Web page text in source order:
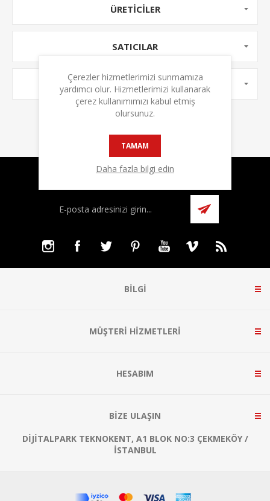
ÜRETICILER
SATICILAR
POPÜLER ETIKETLER
BILGI
MÜŞTERI HIZMETLERI
HESABIM
BIZE ULAŞIN
DIJITALPARK TEKNOKENT, A1 BLOK NO:3 ÇEKMEKÖY /
İSTANBUL
Çerezler hizmetlerimizi sunmamıza
yardımcı olur. Hizmetlerimizi kullanarak
çerez kullanımımızı kabul etmiş
olursunuz.
TAMAM
Daha fazla bilgi edin